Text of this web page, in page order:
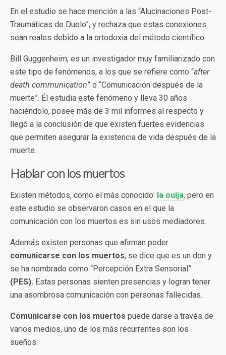
En el estudio se hace mención a las “Alucinaciones Post-
Traumáticas de Duelo”, y rechaza que estas conexiones
sean reales debido a la ortodoxia del método científico.
Bill Guggenheim, es un investigador muy familiarizado con
este tipo de fenómenos, a los que se refiere como “after
death communication” o “Comunicación después de la
muerte”. Él estudia este fenómeno y lleva 30 años
haciéndolo, posee más de 3 mil informes al respecto y
llegó a la conclusión de que existen fuertes evidencias
que permiten asegurar la existencia de vida después de la
muerte.
Hablar con los muertos
Existen métodos, como el más conocido: la ouija, pero en
este estudio se observaron casos en el que la
comunicación con los muertos es sin usos mediadores.
Además existen personas que afirman poder
comunicarse con los muertos, se dice que es un don y
se ha nombrado como “Percepción Extra Sensorial”
(PES). Estas personas sienten presencias y logran tener
una asombrosa comunicación con personas fallecidas.
Comunicarse con los muertos puede darse a través de
varios medios, uno de los más recurrentes son los
sueños.